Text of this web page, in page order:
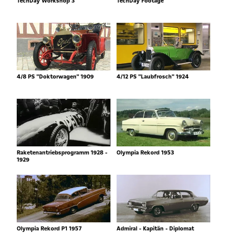
4/8 PS "Doktorwagen" 1909 4/12 PS "Laubfrosch" 1924
Raketenantriebsprogramm 1928 -
1929
Olympia Rekord 1953
Olympia Rekord P1 1957 Admiral - Kapitän - Diplomat